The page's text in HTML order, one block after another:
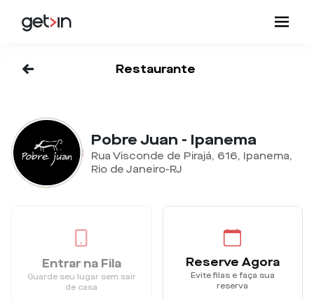
<- Restaurante
Pobre Juan - Ipanema
Rua Visconde de Pirajá, 616, Ipanema,
Rio de Janeiro-RJ
Entrar na Fila
Guarde seu lugar sem sair
de casa
Reserve Agora
Evite filas e faça sua
reserva